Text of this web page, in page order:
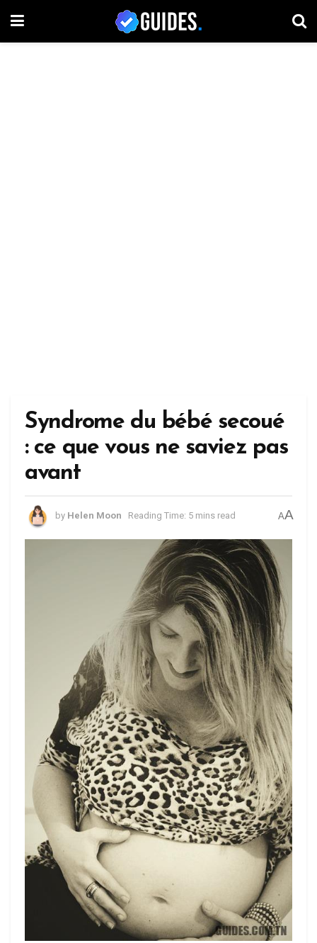
Syndrome du bébé secoué
: ce que vous ne saviez pas
avant
by Helen Moon Reading Time: 5 mins read AA